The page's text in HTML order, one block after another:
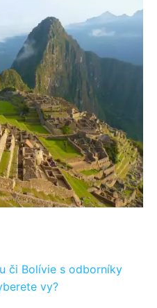
či Bolívie s odborníky
vy?